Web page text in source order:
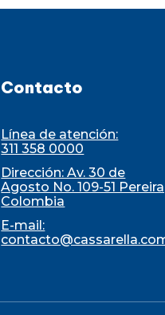
Contacto
Línea de atención:
311 358 0000
Dirección: Av. 30 de
Agosto No. 109-51
Colombia
E-mail: